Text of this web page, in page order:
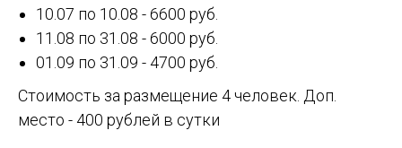
10.07 по 10.08 - 6600 руб.
11.08 по 31.08 - 6000 руб.
01.09 по 31.09 - 4700 руб.
Стоимость за размещение 4 человек. Доп.
место - 400 рублей в сутки